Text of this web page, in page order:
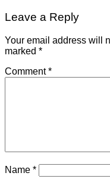
Leave a Reply
Your email address will
marked *
Comment*
Name *